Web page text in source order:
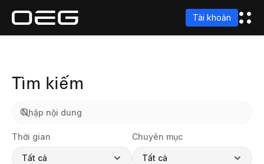
Tài khoản
Tìm kiếm
Thời gian
Tất cả
Chuyên mục
Tất cả